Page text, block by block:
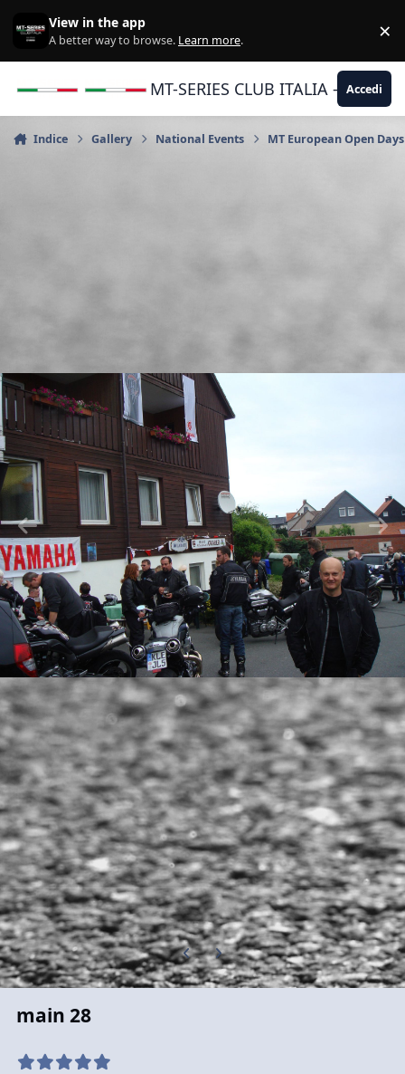
View in the app
A better way to browse. Learn more. ×
MT-SERIES CLUB ITALIA -Accedi
Indice Gallery National Events MT European Open Days
Previous carousel slide
Next carousel slide
main 28